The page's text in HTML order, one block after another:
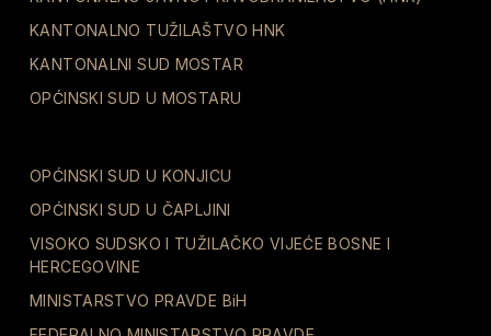
KANTONALNO TUŽILAŠTVO HNK
KANTONALNI SUD MOSTAR
OPĆINSKI SUD U MOSTARU
OPĆINSKI SUD U KONJICU
OPĆINSKI SUD U ČAPLJINI
VISOKO SUDSKO I TUŽILAČKO VIJEĆE BOSNE I
HERCEGOVINE
MINISTARSTVO PRAVDE BiH